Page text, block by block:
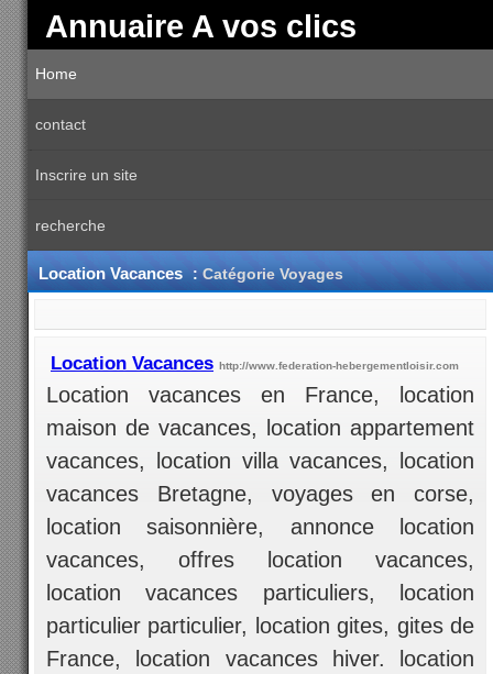
Annuaire A vos clics
Home
contact
Inscrire un site
recherche
Location Vacances : Catégorie Voyages
Location Vacances http://www.federation-hebergementloisir.com
Location vacances en France, location
maison de vacances, location appartement
vacances, location villa vacances, location
vacances Bretagne, voyages en corse,
location saisonnière, annonce location
vacances, offres location vacances,
location vacances particuliers, location
particulier particulier, location gites, gites de
France, location vacances hiver. location